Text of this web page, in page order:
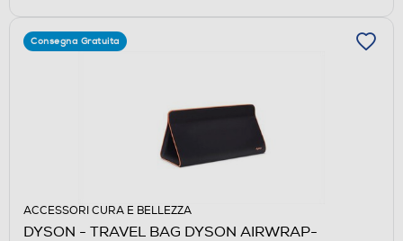
Consegna Gratuita
ACCESSORI CURA E BELLEZZA
DYSON - TRAVEL BAG DYSON AIRWRAP-